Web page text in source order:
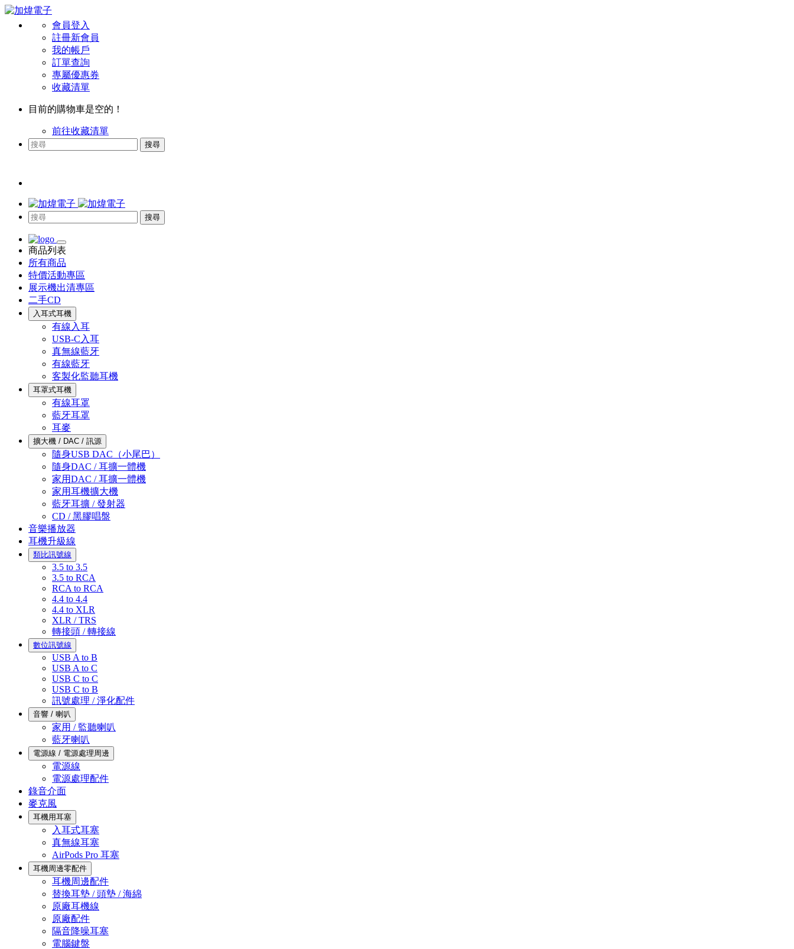
會員登入
註冊新會員
我的帳戶
訂單查詢
專屬優惠券
收藏清單
目前的購物車是空的！
前往收藏清單
搜尋
搜尋
商品列表
所有商品
特價活動專區
展示機出清專區
二手CD
入耳式耳機
有線入耳
USB-C入耳
真無線藍牙
有線藍牙
客製化監聽耳機
耳罩式耳機
有線耳罩
藍牙耳罩
耳麥
擴大機 / DAC / 訊源
隨身USB DAC（小尾巴）
隨身DAC / 耳擴一體機
家用DAC / 耳擴一體機
家用耳機擴大機
藍牙耳擴 / 發射器
CD / 黑膠唱盤
音樂播放器
耳機升級線
類比訊號線
3.5 to 3.5
3.5 to RCA
RCA to RCA
4.4 to 4.4
4.4 to XLR
XLR / TRS
轉接頭 / 轉接線
數位訊號線
USB A to B
USB A to C
USB C to C
USB C to B
訊號處理 / 淨化配件
音響 / 喇叭
家用 / 監聽喇叭
藍牙喇叭
電源線 / 電源處理周邊
電源線
電源處理配件
錄音介面
麥克風
耳機用耳塞
入耳式耳塞
真無線耳塞
AirPods Pro 耳塞
耳機周邊零配件
耳機周邊配件
替換耳墊 / 頭墊 / 海綿
原廠耳機線
原廠配件
隔音降噪耳塞
電腦鍵盤